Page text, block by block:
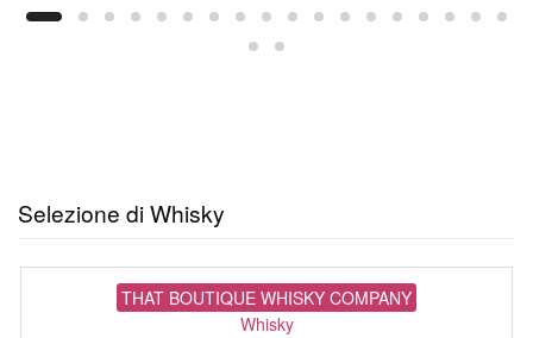
Selezione di Whisky
THAT BOUTIQUE WHISKY COMPANY
Whisky